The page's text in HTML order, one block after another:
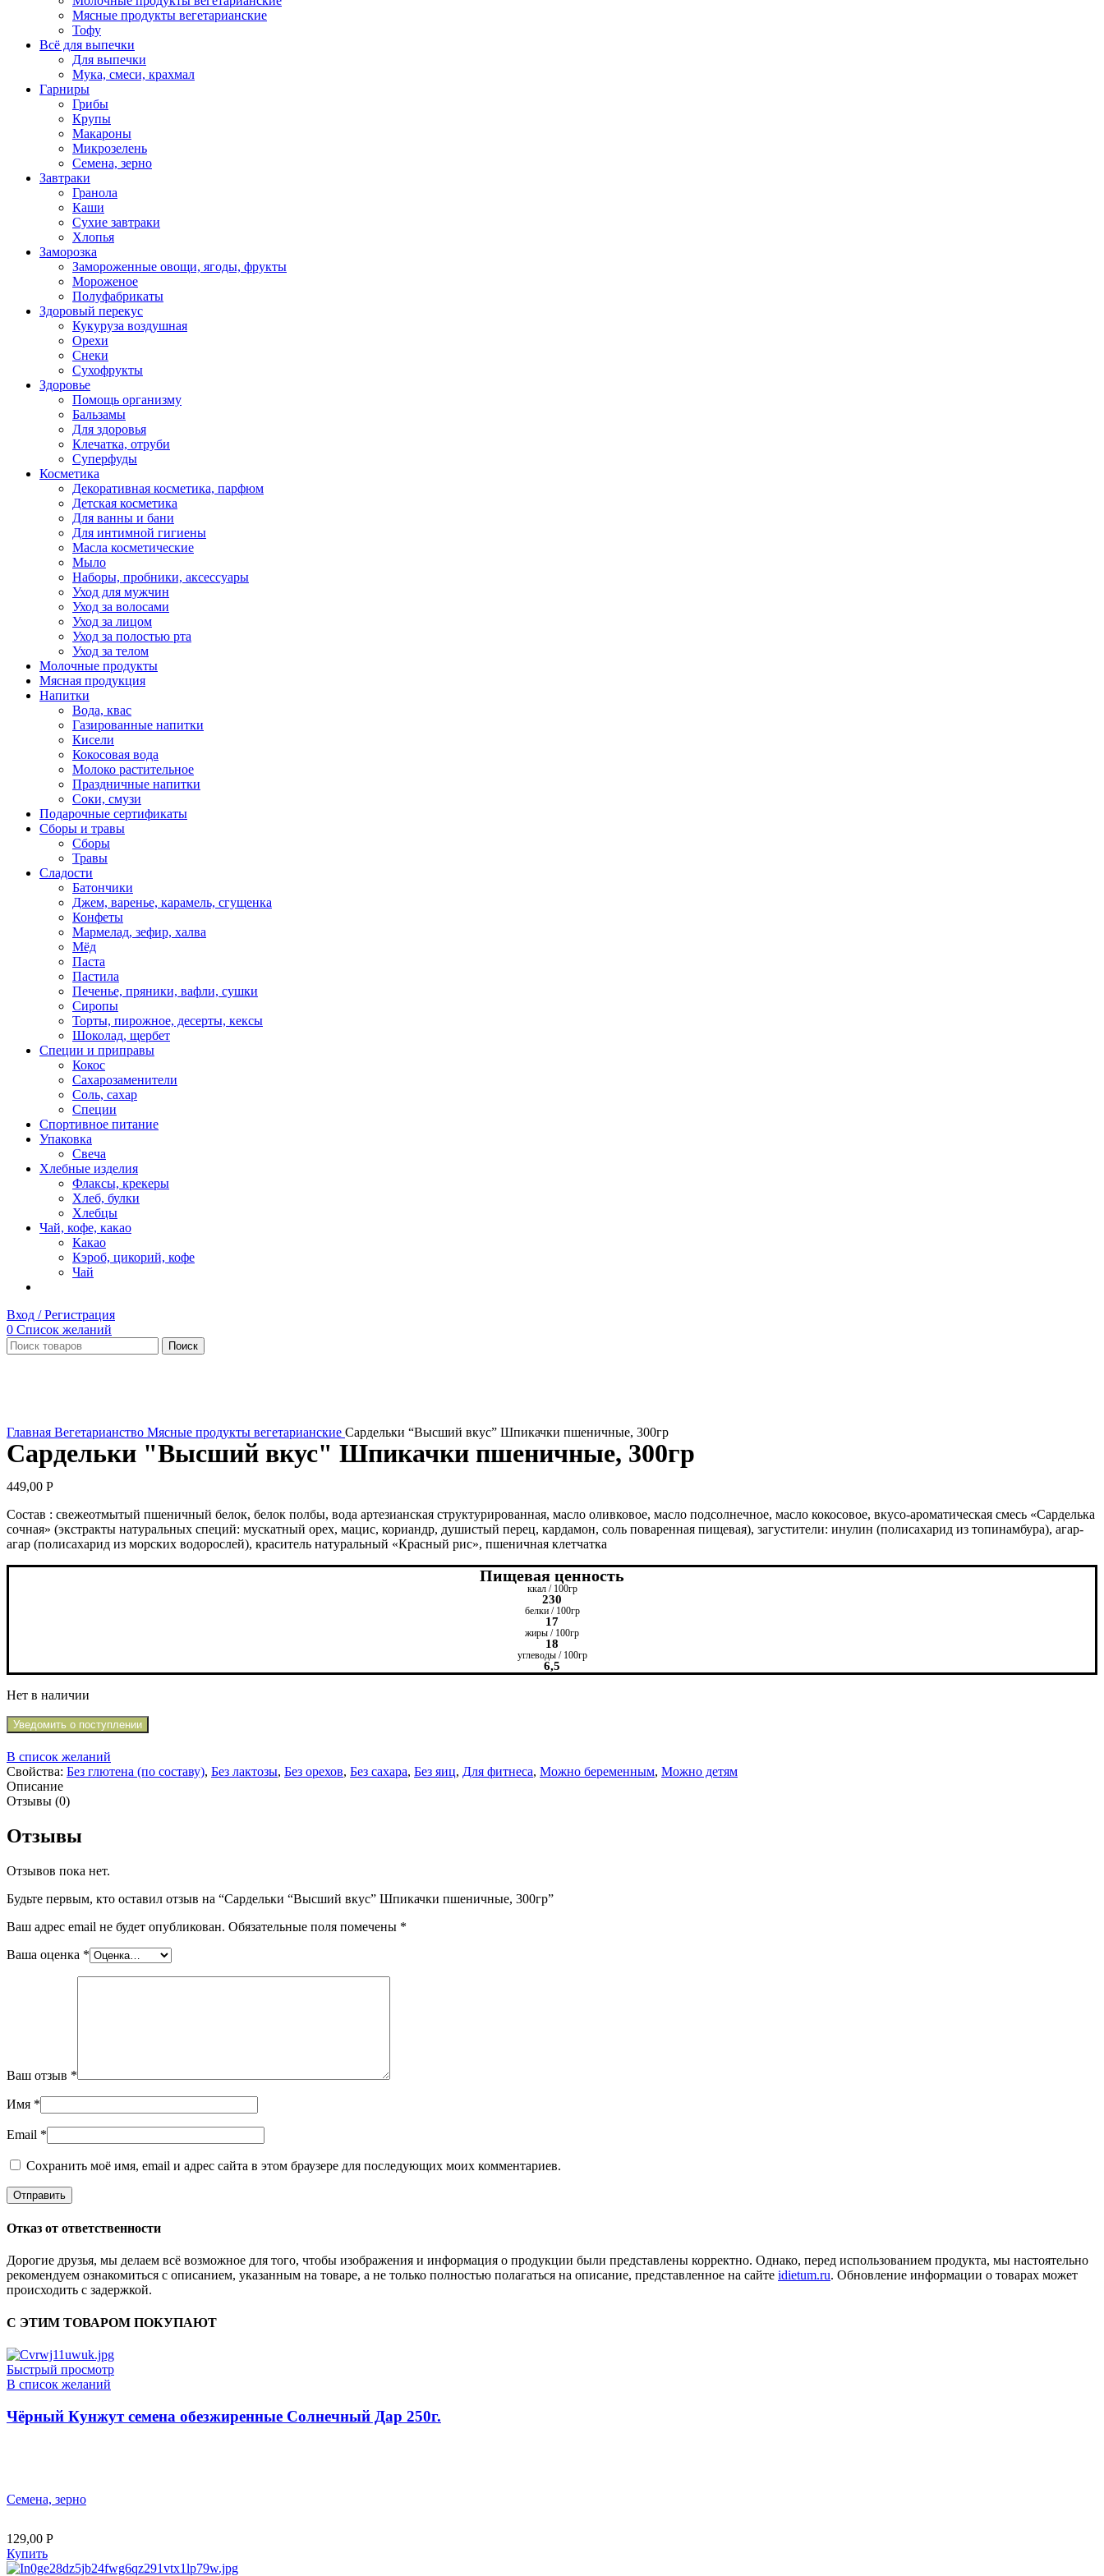
Мясные продукты вегетарианские
Тофу
Всё для выпечки
Для выпечки
Мука, смеси, крахмал
Гарниры
Грибы
Крупы
Макароны
Микрозелень
Семена, зерно
Завтраки
Гранола
Каши
Сухие завтраки
Хлопья
Заморозка
Замороженные овощи, ягоды, фрукты
Мороженое
Полуфабрикаты
Здоровый перекус
Кукуруза воздушная
Орехи
Снеки
Сухофрукты
Здоровье
Помощь организму
Бальзамы
Для здоровья
Клечатка, отруби
Суперфуды
Косметика
Декоративная косметика, парфюм
Детская косметика
Для ванны и бани
Для интимной гигиены
Масла косметические
Мыло
Наборы, пробники, аксессуары
Уход для мужчин
Уход за волосами
Уход за лицом
Уход за полостью рта
Уход за телом
Молочные продукты
Мясная продукция
Напитки
Вода, квас
Газированные напитки
Кисели
Кокосовая вода
Молоко растительное
Праздничные напитки
Соки, смузи
Подарочные сертификаты
Сборы и травы
Сборы
Травы
Сладости
Батончики
Джем, варенье, карамель, сгущенка
Конфеты
Мармелад, зефир, халва
Мёд
Паста
Пастила
Печенье, пряники, вафли, сушки
Сиропы
Торты, пирожное, десерты, кексы
Шоколад, щербет
Специи и приправы
Кокос
Сахарозаменители
Соль, сахар
Специи
Спортивное питание
Упаковка
Свеча
Хлебные изделия
Флаксы, крекеры
Хлеб, булки
Хлебцы
Чай, кофе, какао
Какао
Кэроб, цикорий, кофе
Чай
Вход / Регистрация
0 Список желаний
Поиск
Главная Вегетарианство Мясные продукты вегетарианские Сардельки “Высший вкус” Шпикачки пшеничные, 300гр
Сардельки "Высший вкус" Шпикачки пшеничные, 300гр
449,00 Р
Состав : свежеотмытый пшеничный белок, белок полбы, вода артезианская структурированная, масло оливковое, масло подсолнечное, масло кокосовое, вкусо-ароматическая смесь «Сарделька
сочная» (экстракты натуральных специй: мускатный орех, мацис, кориандр, душистый перец, кардамон, соль поваренная пищевая), загустители: инулин (полисахарид из топинамбура), агар-
агар (полисахарид из морских водорослей), краситель натуральный «Красный рис», пшеничная клетчатка
Пищевая ценность
ккал / 100гр
230
белки / 100гр
17
жиры / 100гр
18
углеводы / 100гр
6,5
Нет в наличии
Уведомить о поступлении
В список желаний
Свойства: Без глютена (по составу), Без лактозы, Без орехов, Без сахара, Без яиц, Для фитнеса, Можно беременным, Можно детям
Описание
Отзывы (0)
Отзывы
Отзывов пока нет.
Будьте первым, кто оставил отзыв на “Сардельки “Высший вкус” Шпикачки пшеничные, 300гр”
Ваш адрес email не будет опубликован. Обязательные поля помечены *
Ваша оценка *
Ваш отзыв *
Имя *
Email *
Сохранить моё имя, email и адрес сайта в этом браузере для последующих моих комментариев.
Отказ от ответственности
Дорогие друзья, мы делаем всё возможное для того, чтобы изображения и информация о продукции были представлены корректно. Однако, перед использованием продукта, мы настоятельно
рекомендуем ознакомиться с описанием, указанным на товаре, а не только полностью полагаться на описание, представленное на сайте idietum.ru. Обновление информации о товарах может
происходить с задержкой.
С ЭТИМ ТОВАРОМ ПОКУПАЮТ
Быстрый просмотр
В список желаний
Чёрный Кунжут семена обезжиренные Солнечный Дар 250г.
Семена, зерно
129,00 Р
Купить